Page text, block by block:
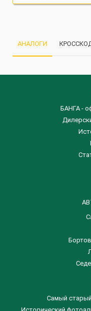
АНАЛОГИ
БАНГА -
Самый